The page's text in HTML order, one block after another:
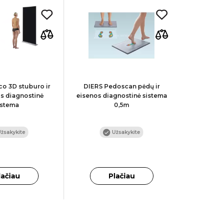
3D stuburo ir
diagnostinė
DIERS Pedoscan pėdų ir
eisenos diagnostinė sistema
0,5m
Užsakykite
Plačiau